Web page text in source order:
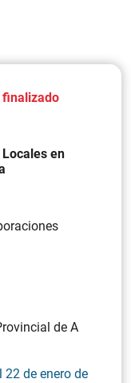
finalizado
en
de A
22 de enero de